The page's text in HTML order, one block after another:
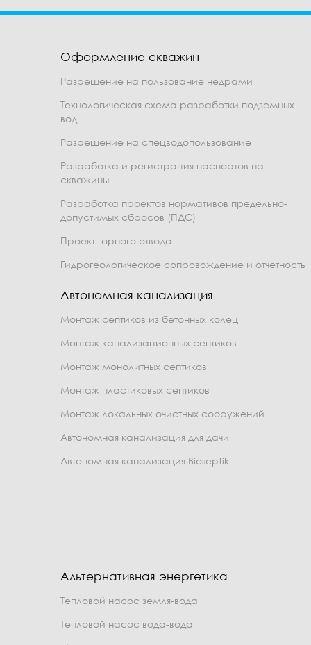
Оформление скважин
Разрешение на пользование недрами
Технологическая схема разработки подземных
вод
Разрешение на спецводопользование
Разработка и регистрация паспортов на
скважины
Разработка проектов нормативов предельно-
допустимых сбросов (ПДС)
Проект горного отвода
Гидрогеологическое сопровождение и отчетность
Автономная канализация
Монтаж септиков из бетонных колец
Монтаж канализационных септиков
Монтаж монолитных септиков
Монтаж пластиковых септиков
Монтаж локальных очистных сооружений
Автономная канализация для дачи
Автономная канализация Bioseptik
Альтернативная энергетика
Тепловой насос земля-вода
Тепловой насос вода-вода